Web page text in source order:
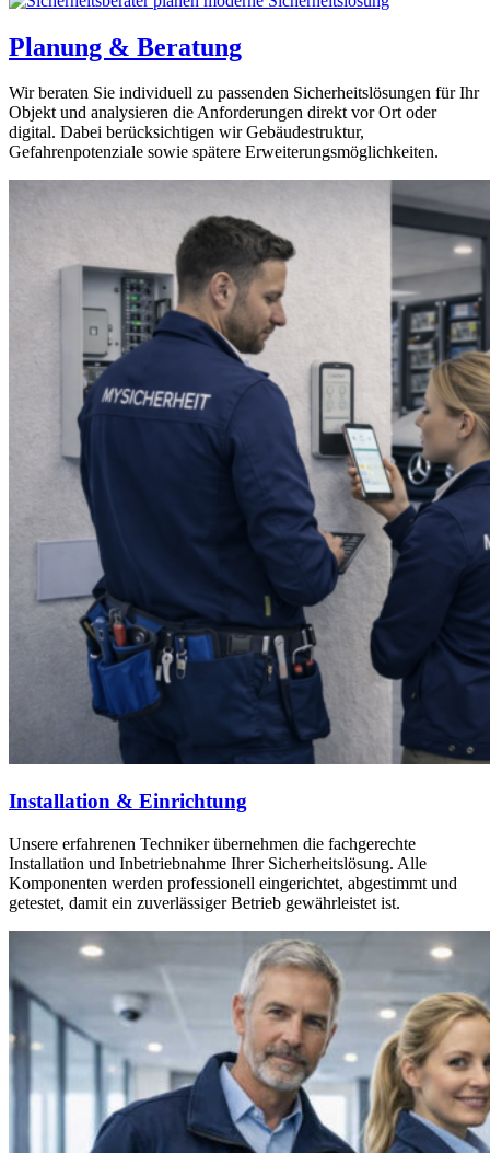
Planung & Beratung
Wir beraten Sie individuell zu passenden Sicherheitslösungen für Ihr
Objekt und analysieren die Anforderungen direkt vor Ort oder
digital. Dabei berücksichtigen wir Gebäudestruktur,
Gefahrenpotenziale sowie spätere Erweiterungsmöglichkeiten.
Installation & Einrichtung
Unsere erfahrenen Techniker übernehmen die fachgerechte
Installation und Inbetriebnahme Ihrer Sicherheitslösung. Alle
Komponenten werden professionell eingerichtet, abgestimmt und
getestet, damit ein zuverlässiger Betrieb gewährleistet ist.